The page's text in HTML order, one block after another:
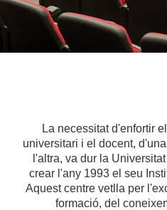
La necessitat d'enfortir
universitari i el docent,
l'altra, va dur la
crear l'any 1993 el seu
Aquest centre vetlla per
formació, del